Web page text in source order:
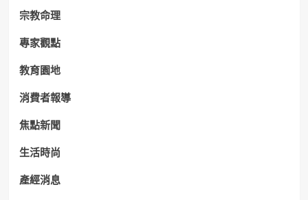
宗教命理
專家觀點
教育園地
消費者報導
焦點新聞
生活時尚
產經消息